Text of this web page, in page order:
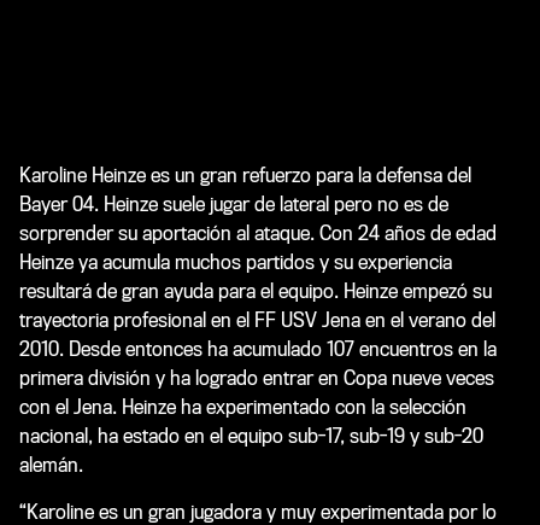
Karoline Heinze es un gran refuerzo para la defensa del
Bayer 04. Heinze suele jugar de lateral pero no es de
sorprender su aportación al ataque. Con 24 años de edad
Heinze ya acumula muchos partidos y su experiencia
resultará de gran ayuda para el equipo. Heinze empezó su
trayectoria profesional en el FF USV Jena en el verano del
2010. Desde entonces ha acumulado 107 encuentros en la
primera división y ha logrado entrar en Copa nueve veces
con el Jena. Heinze ha experimentado con la selección
nacional, ha estado en el equipo sub-17, sub-19 y sub-20
alemán.
“Karoline es un gran jugadora y muy experimentada por lo